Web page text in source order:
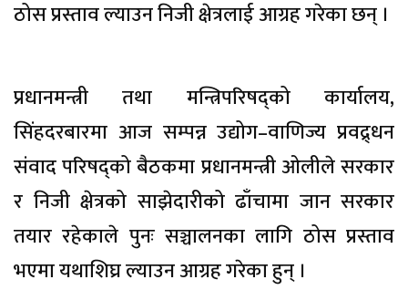
ठोस प्रस्ताव ल्याउन निजी क्षेत्रलाई आग्रह गरेका छन् ।
प्रधानमन्त्री तथा मन्त्रिपरिषद्को कार्यालय,
सिंहदरबारमा आज सम्पन्न उद्योग–वाणिज्य प्रवद्र्धन
संवाद परिषद्को बैठकमा प्रधानमन्त्री ओलीले सरकार
र निजी क्षेत्रको साझेदारीको ढाँचामा जान सरकार
तयार रहेकाले पुनः सञ्चालनका लागि ठोस प्रस्ताव
भएमा यथाशिघ्र ल्याउन आग्रह गरेका हुन् ।